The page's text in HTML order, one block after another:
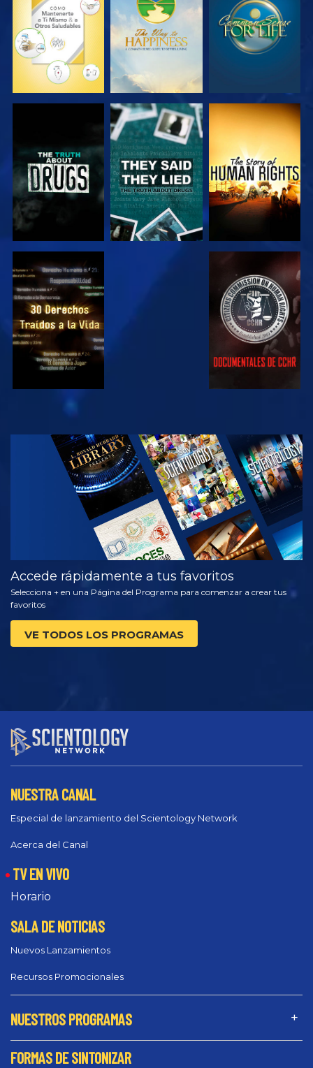
VE VE
VE VE
VE
EXPLORA LAS
SERIES
Accede rápidamente a tus favoritos
Selecciona + en una Página del Programa para comenzar a crear tus
favoritos
VE TODOS LOS PROGRAMAS
NUESTRA CANAL
Especial de lanzamiento del Scientology Network
Acerca del Canal
TV EN VIVO
Horario
SALA DE NOTICIAS
Nuevos Lanzamientos
Recursos Promocionales
NUESTROS PROGRAMAS
FORMAS DE SINTONIZAR